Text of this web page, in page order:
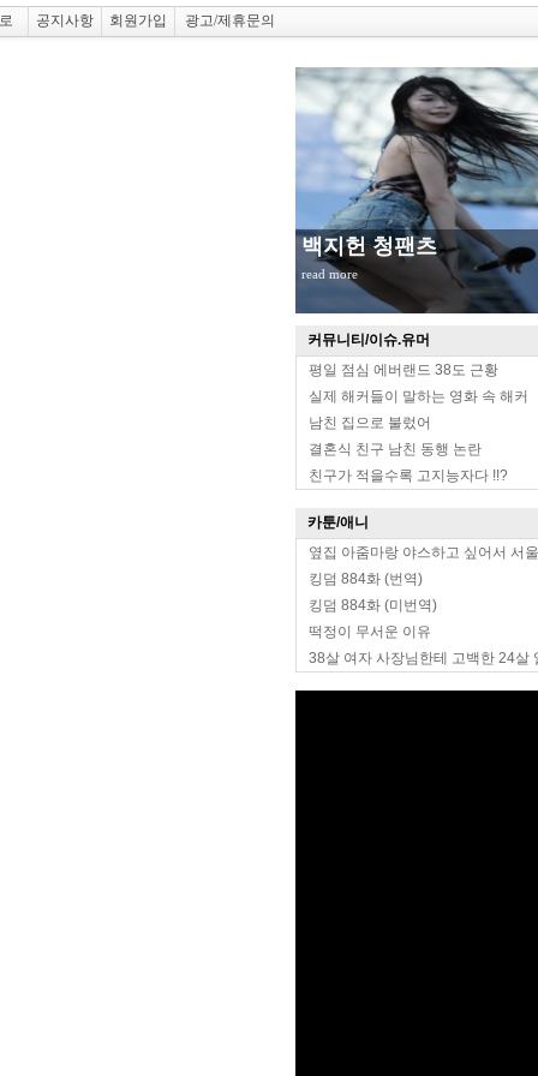
공지사항 회원가입 광고/제휴문의
백지헌 청팬츠
read more
커뮤니티/이슈.유머
평일 점심 에버랜드 38도 근황
실제 해커들이 말하는 영화 속 해커
남친 집으로 불렀어
결혼식 친구 남친 동행 논란
친구가 적을수록 고지능자다 !!?
카툰/애니
옆집 아줌마랑 야스하고 싶어서 서
킹덤 884화 (번역)
킹덤 884화 (미번역)
떡정이 무서운 이유
38살 여자 사장님한테 고백한 24살